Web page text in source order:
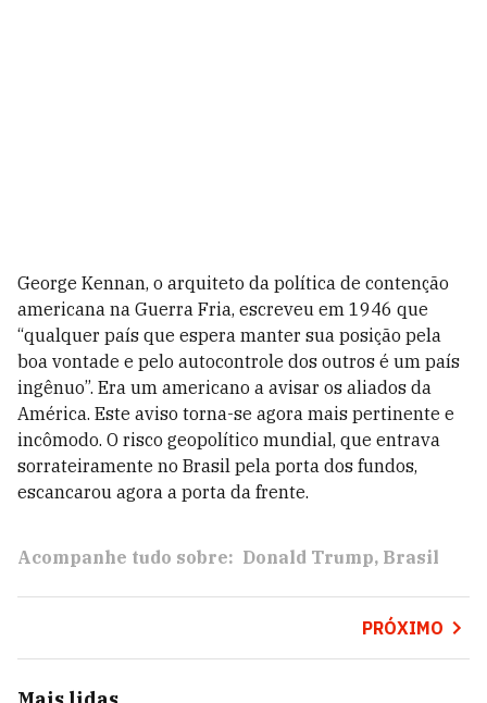
George Kennan, o arquiteto da política de contenção
americana na Guerra Fria, escreveu em 1946 que
“qualquer país que espera manter sua posição pela
boa vontade e pelo autocontrole dos outros é um país
ingênuo”. Era um americano a avisar os aliados da
América. Este aviso torna-se agora mais pertinente e
incômodo. O risco geopolítico mundial, que entrava
sorrateiramente no Brasil pela porta dos fundos,
escancarou agora a porta da frente.
Acompanhe tudo sobre: Donald Trump Brasil
PRÓXIMO